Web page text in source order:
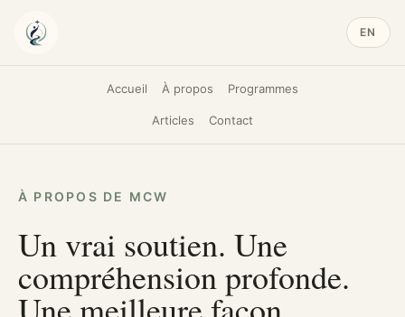
EN
Accueil À propos Programmes
Articles Contact
À PROPOS DE MCW
Un vrai soutien. Une
compréhension profonde.